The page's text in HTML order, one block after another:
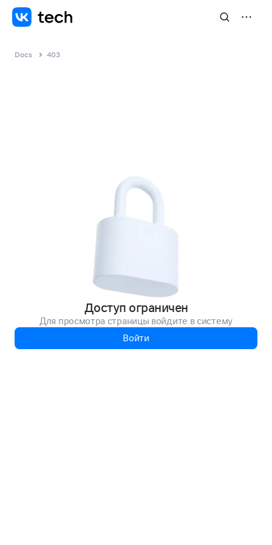
Docs 403
Доступ ограничен
Для просмотра страницы войдите в систему
Войти